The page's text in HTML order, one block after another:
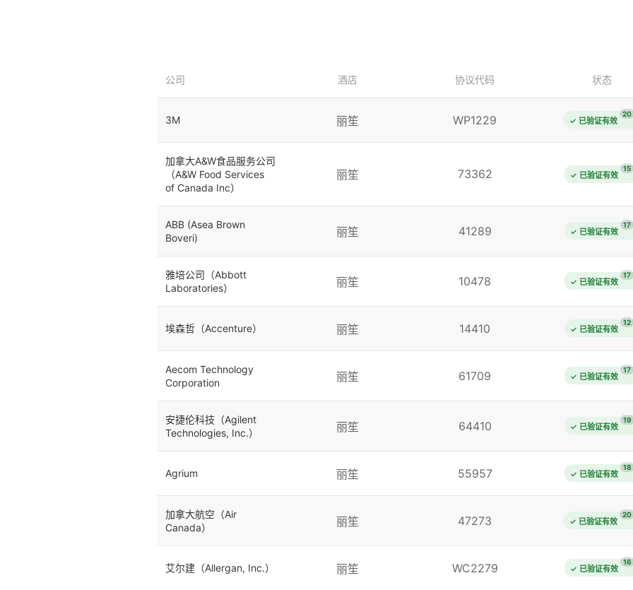
公司 酒店 协议代码 状态
3M 丽笙 WP1229 ✓ 已验证有效
20
加拿大A&W食品服务公司
（A&W Food Services
of Canada Inc）
丽笙 73362 ✓ 已验证有效
15
ABB (Asea Brown
Boveri)
丽笙 41289 ✓ 已验证有效
17
雅培公司（Abbott
Laboratories）
丽笙 10478 ✓ 已验证有效
17
埃森哲（Accenture） 丽笙 14410 ✓ 已验证有效
12
Aecom Technology
Corporation
丽笙 61709 ✓ 已验证有效
17
安捷伦科技（Agilent
Technologies, Inc.）
丽笙 64410 ✓ 已验证有效
19
Agrium 丽笙 55957 ✓ 已验证有效
18
加拿大航空（Air
Canada）
丽笙 47273 ✓ 已验证有效
20
艾尔建（Allergan, Inc.） 丽笙 WC2279 ✓ 已验证有效
16